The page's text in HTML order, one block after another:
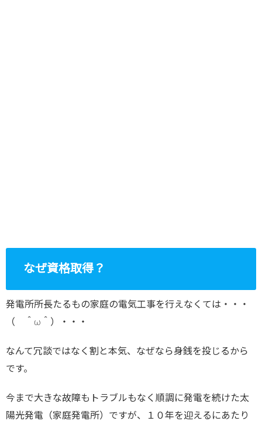
なぜ資格取得？
発電所所長たるもの家庭の電気工事を行えなくては・・・
（ ＾ω＾）・・・
なんて冗談ではなく割と本気、なぜなら身銭を投じるから
です。
今まで大きな故障もトラブルもなく順調に発電を続けた太
陽光発電（家庭発電所）ですが、１０年を迎えるにあたり